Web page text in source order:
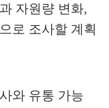
자원량 변화,
로 조사할 계획
와 유통 가능